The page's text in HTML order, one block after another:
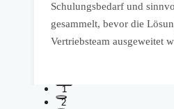
Schulungsbedarf und
gesammelt, bevor die
Vertriebsteam ausgeweitet
1
2